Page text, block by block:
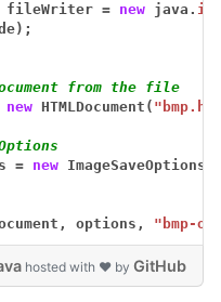
fileWriter = new java. io
from the file
new HTMLDocument(
= new
options, "bmp-
hosted with ❤ by GitHub